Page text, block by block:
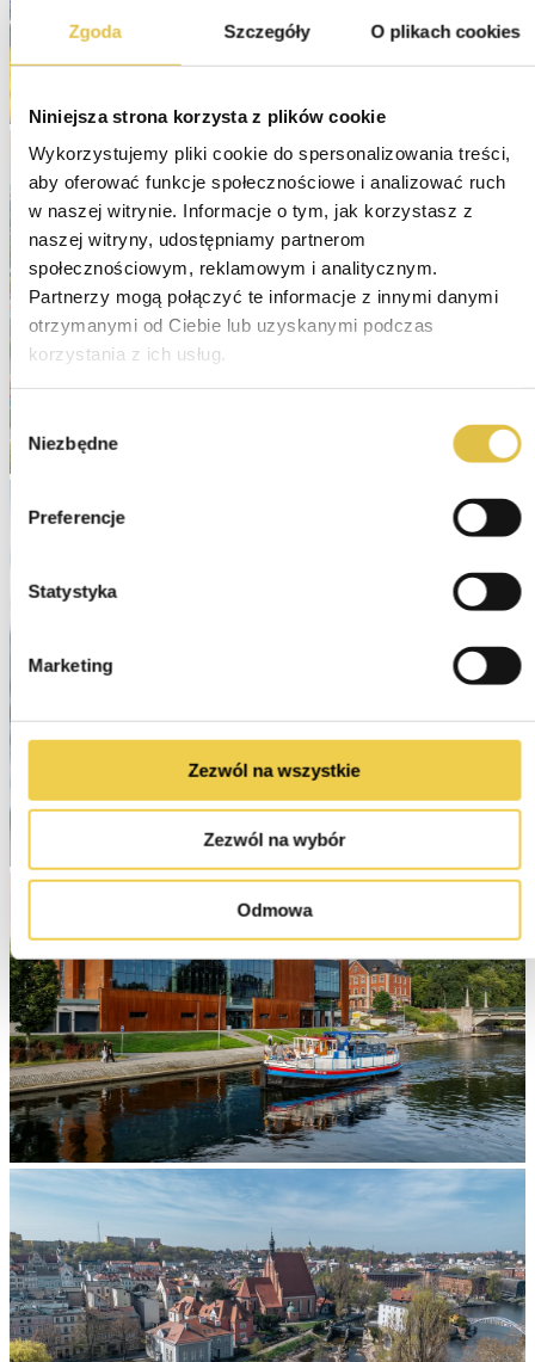
Zgoda Szczegóły O plikach cookies
Niniejsza strona korzysta z plików cookie
Wykorzystujemy pliki cookie do spersonalizowania treści,
aby oferować funkcje społecznościowe i analizować ruch
w naszej witrynie. Informacje o tym, jak korzystasz z
naszej witryny, udostępniamy partnerom
społecznościowym, reklamowym i analitycznym.
Partnerzy mogą połączyć te informacje z innymi danymi
otrzymanymi od Ciebie lub uzyskanymi podczas
korzystania z ich usług.
zgody
Niezbędne
Preferencje
Statystyka
Marketing
Zezwól na wszystkie
Zezwól na wybór
Odmowa